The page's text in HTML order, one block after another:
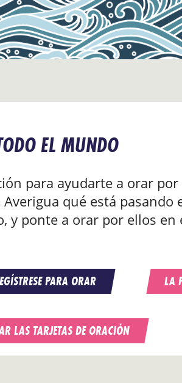
EL MUNDO
para ayudarte a orar por
qué está pasando
y ponte a orar por ellos
PARA ORAR LA
LAS TARJETAS DE ORACIÓN